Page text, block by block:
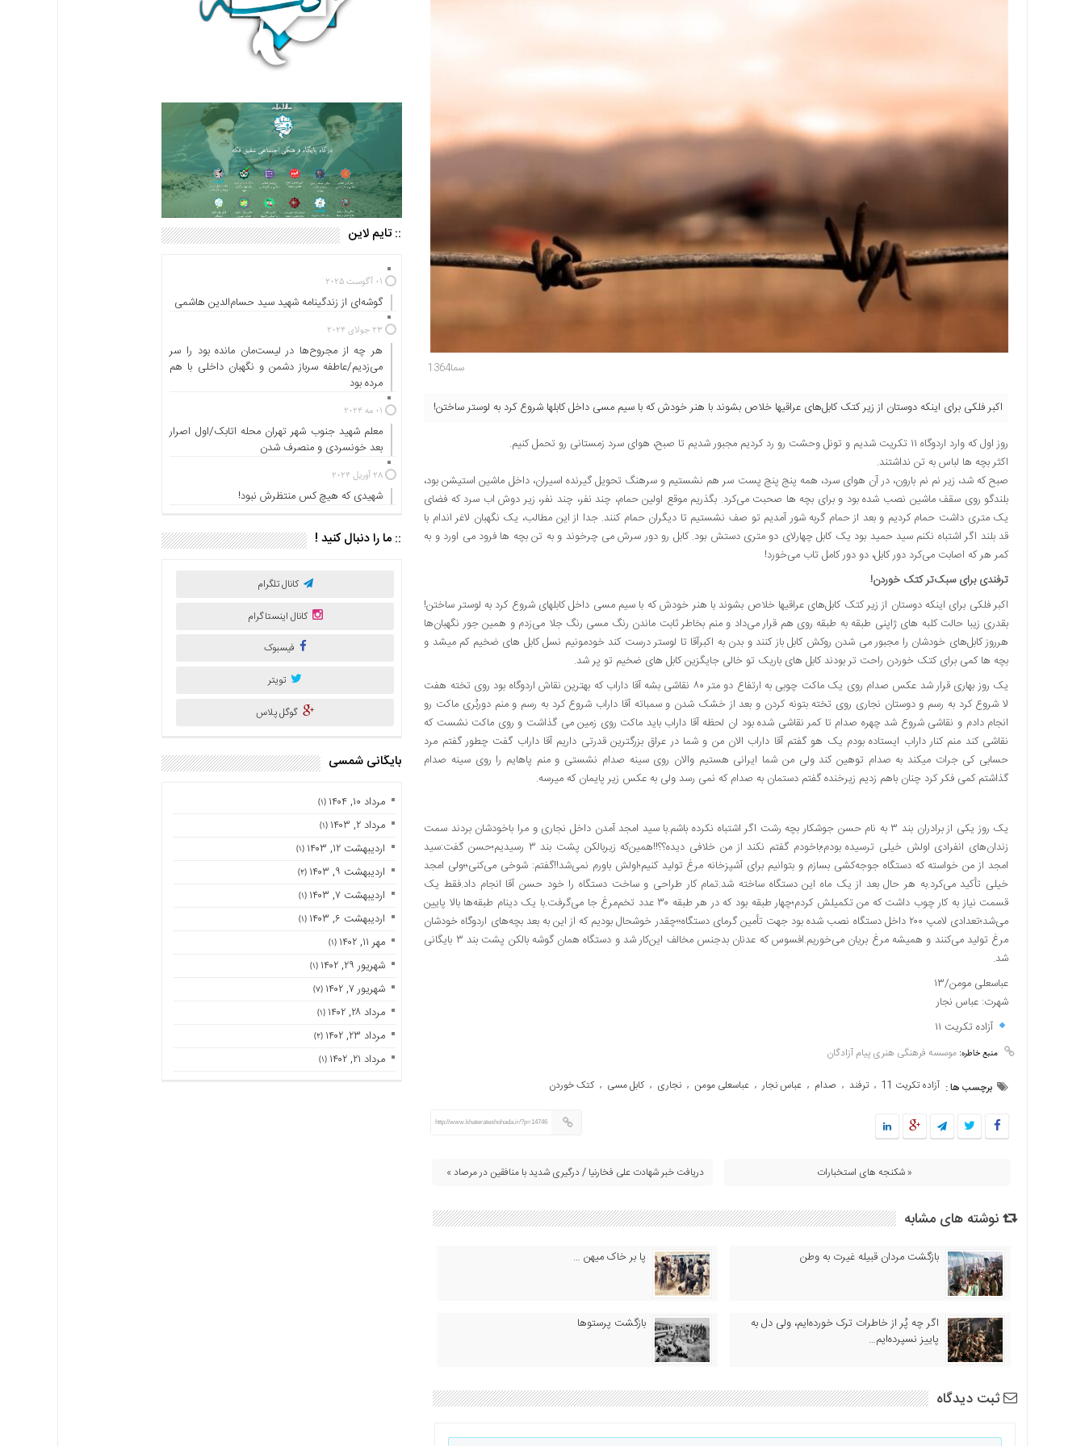
سما1364
اکبر فلکی برای اینکه دوستان از زیر کتک کابل‌های عراقیها خلاص بشوند با هنر خودش که با سیم مسی داخل کابلها شروع کرد به لوستر ساختن!
روز اول که وارد اردوگاه ۱۱ تکریت شدیم و تونل وحشت رو رد کردیم مجبور شدیم تا صبح، هوای سرد زمستانی رو تحمل کنیم.
اکثر بچه ها لباس به تن نداشتند.
صبح که شد، زیر نم نم بارون، در آن هوای سرد، همه پنج پنج پست سر هم نشستیم و سرهنگ تحویل گیرنده اسیران، داخل ماشین استیشن بود،
بلندگو روی سقف ماشین نصب شده بود و برای بچه ها صحبت می‌کرد. بگذریم موقع اولین حمام، چند نفر، چند نفر، زیر دوش اب سرد که فضای
یک متری داشت حمام کردیم و بعد از حمام گربه شور آمدیم تو صف نشستیم تا دیگران حمام کنند. جدا از این مطالب، یک نگهبان لاغر اندام با
قد بلند اگر اشتباه نکنم سید حمید بود یک کابل چهارلای دو متری دستش بود. کابل رو دور سرش می چرخوند و به تن بچه ها فرود می اورد و به
کمر هر که اصابت می‌کرد دور کابل، دو دور کامل تاب می‌خورد!
ترفندی برای سبک‌تر کتک خوردن!
اکبر فلکی برای اینکه دوستان از زیر کتک کابل‌های عراقیها خلاص بشوند با هنر خودش که با سیم مسی داخل کابلهای شروع کرد به لوستر ساختن!
بقدری زیبا حالت کلبه های ژاپنی طبقه به طبقه روی هم قرار می‌داد و منم بخاطر ثابت ماندن رنگ مسی رنگ جلا می‌زدم و همین جور نگهبان‌ها
هرروز کابل‌های خودشان را مجبور می شدن روکش کابل باز کنند و بدن به اکبرآقا تا لوستر درست کند خودمونیم نسل کابل های ضخیم کم میشد و
بچه ها کمی برای کتک خوردن راحت تر بودند کابل های باریک تو خالی جایگزین کابل های ضخیم تو پر شد.
یک روز بهاری قرار شد عکس صدام روی یک ماکت چوبی به ارتفاع دو متر ۸۰ نقاشی بشه آقا داراب که بهترین نقاش اردوگاه بود روی تخته هفت
لا شروع کرد به رسم و دوستان نجاری روی تخته بتونه کردن و بعد از خشک شدن و سمباته آقا داراب شروع کرد به رسم و منم دوربُری ماکت رو
انجام دادم و نقاشی شروع شد چهره صدام تا کمر نقاشی شده بود ان لحظه آقا داراب باید ماکت روی زمین می گذاشت و روی ماکت نشست که
نقاشی کند منم کنار داراب ایستاده بودم یک هو گفتم آقا داراب الان من و شما در عراق بزرگترین قدرتی داریم آقا داراب گفت چطور گفتم مرد
حسابی کی جرات میکند به صدام توهین کند ولی من شما ایرانی هستیم والان روی سینه صدام نشستی و منم پاهایم را روی سینه صدام
گذاشتم کمی فکر کرد چنان باهم زدیم زیرخنده گفتم دستمان به صدام که نمی رسد ولی به عکس زیر پایمان که میرسه.
یک روز یکی از برادران بند ۳ به نام حسن جوشکار بچه رشت اگر اشتباه نکرده باشم.با سید امجد آمدن داخل نجاری و مرا باخودشان بردند سمت
زندان‌های انفرادی اولش خیلی ترسیده بودم؛باخودم گفتم نکند از من خلافی دیده؟؟!!همین‌که زیربالکن پشت بند ۳ رسیدیم؛حسن گفت:سید
امجد از من خواسته که دستگاه جوجه‌کشی بسازم و بتوانیم برای آشپزخانه مرغ تولید کنیم؛اولش باورم نمی‌شد!!گفتم: شوخی می‌کنی؛؛ولی امجد
خیلی تأکید می‌کرد.به هر حال بعد از یک ماه این دستگاه ساخته شد.تمام کار طراحی و ساخت دستگاه را خود حسن آقا انجام داد.فقط یک
قسمت نیاز به کار چوب داشت که من تکمیلش کردم؛چهار طبقه بود که در هر طبقه ۳۰ عدد تخم‌مرغ جا می‌گرفت.با یک دینام طبقه‌ها بالا پایین
می‌شد؛تعدادی لامپ ۲۰۰ داخل دستگاه نصب شده بود جهت تأمین گرمای دستگاه؛؛چقدر خوشحال بودیم که از این به بعد بچه‌های اردوگاه خودشان
مرغ تولید می‌کنند و همیشه مرغ بریان می‌خوریم.افسوس که عدنان بدجنس مخالف این‌کار شد و دستگاه همان گوشه بالکن پشت بند ۳ بایگانی
شد.
عباسعلی مومن/۱۳
شهرت: عباس نجار
آزاده تکریت ۱۱
منبع خاطره: موسسه فرهنگی هنری پیام آزادگان
برچسب ها : آزاده تکریت 11 , ترفند , صدام , عباس نجار , عباسعلی مومن , نجاری , کابل مسی , کتک خوردن
http://www.khaterateshohada.ir/?p=14746
« شکنجه های استخبارات دریافت خبر شهادت علی فخارنیا / درگیری شدید با منافقین در مرصاد »
نوشته های مشابه
بازگشت مردان قبیله غیرت به وطن پا بر خاک میهن …
اگر چه پُر از خاطرات ترک خورده‌ایم، ولی دل به
پاییز نسپرده‌ایم…
بازگشت پرستوها
ثبت دیدگاه
:: تایم لاین
01 آگوست 2025
گوشه‌ای از زندگینامه شهید سید حسام‌الدین هاشمی
23 جولای 2024
هر چه از مجروح‌ها در لیست‌مان مانده بود را سر
می‌زدیم/عاطفه سرباز دشمن و نگهبان داخلی با هم
مرده بود
01 مه 2024
معلم شهید جنوب شهر تهران محله اتابک/اول اصرار
بعد خونسردی و منصرف شدن
28 آوریل 2024
شهیدی که هیچ کس منتظرش نبود!
:: ما را دنبال کنید !
کانال تلگرام
کانال اینستاگرام
فیسبوک
تویتر
گوگل پلاس
بایگانی شمسی
مرداد ۱۰, ۱۴۰۴ (۱)
مرداد ۲, ۱۴۰۳ (۱)
اردیبهشت ۱۲, ۱۴۰۳ (۱)
اردیبهشت ۹, ۱۴۰۳ (۲)
اردیبهشت ۷, ۱۴۰۳ (۱)
اردیبهشت ۶, ۱۴۰۳ (۱)
مهر ۱۱, ۱۴۰۲ (۱)
شهریور ۲۹, ۱۴۰۲ (۱)
شهریور ۷, ۱۴۰۲ (۷)
مرداد ۲۸, ۱۴۰۲ (۱)
مرداد ۲۳, ۱۴۰۲ (۲)
مرداد ۲۱, ۱۴۰۲ (۱)